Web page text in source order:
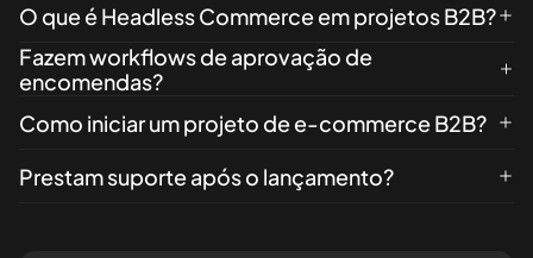
O que é Headless Commerce em projetos B2B?
Fazem workflows de aprovação de
encomendas?
Como iniciar um projeto de e-commerce B2B?
Prestam suporte após o lançamento?